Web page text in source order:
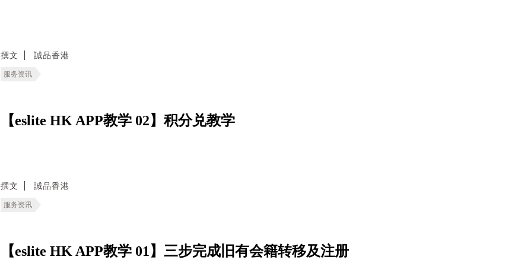
撰文 誠品香港
服务资讯
【eslite HK APP教学 02】积分兑教学
撰文 誠品香港
服务资讯
【eslite HK APP教学 01】三步完成旧有会籍转移及注册